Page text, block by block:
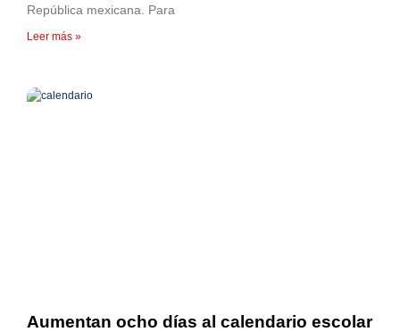
República mexicana. Para
Leer más »
Aumentan ocho días al calendario escolar